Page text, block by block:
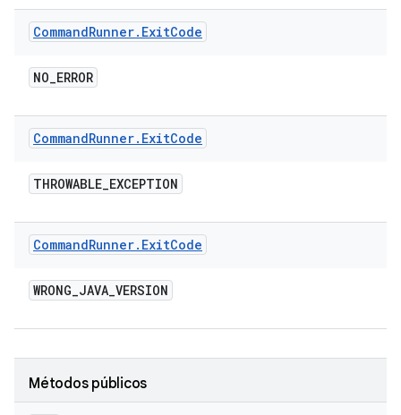
CommandRunner. ExitCode
NO_ERROR
CommandRunner. ExitCode
THROWABLE_EXCEPTION
CommandRunner. ExitCode
WRONG_JAVA_VERSION
Métodos públicos